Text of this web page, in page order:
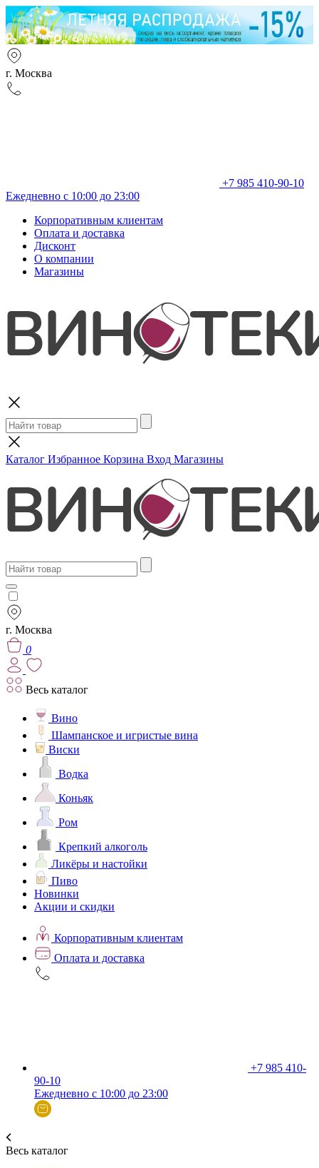
г. Москва
+7 985 410-90-10
Ежедневно с 10:00 до 23:00
Корпоративным клиентам
Оплата и доставка
Дисконт
О компании
Магазины
Каталог Избранное Корзина Вход Магазины
г. Москва
0
Весь каталог
Вино
Шампанское и игристые вина
Виски
Водка
Коньяк
Ром
Крепкий алкоголь
Ликёры и настойки
Пиво
Новинки
Акции и скидки
Корпоративным клиентам
Оплата и доставка
+7 985 410-
90-10
Ежедневно с 10:00 до 23:00
Весь каталог